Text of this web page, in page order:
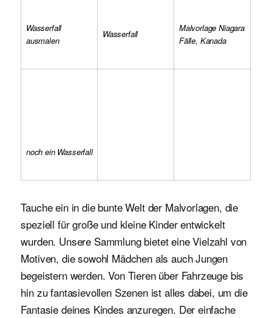
Wasserfall
ausmalen
Wasserfall
Malvorlage Niagara
Fälle, Kanada
noch ein Wasserfall
Tauche ein in die bunte Welt der Malvorlagen, die
speziell für große und kleine Kinder entwickelt
wurden. Unsere Sammlung bietet eine Vielzahl von
Motiven, die sowohl Mädchen als auch Jungen
begeistern werden. Von Tieren über Fahrzeuge bis
hin zu fantasievollen Szenen ist alles dabei, um die
Fantasie deines Kindes anzuregen. Der einfache